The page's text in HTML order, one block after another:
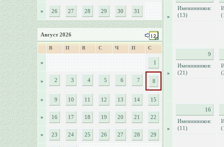
» 26 27 28 29 30 31
Август 2026
В П В С Ч П С
» 1
» 2 3 4 5 6 7 8
» 9 10 11 12 13 14 15
» 16 17 18 19 20 21 22
» 23 24 25 26 27 28 29
»
Именинников:
(13)
»
9
Именинников:
(21)
»
16
Именинников:
(11)